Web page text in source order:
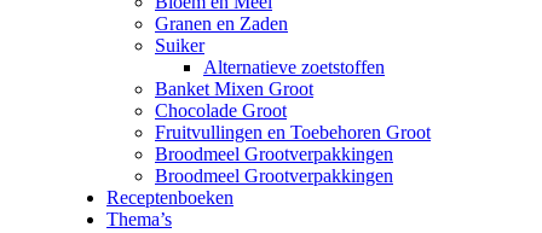
Granen en Zaden
Suiker
Alternatieve zoetstoffen
Banket Mixen Groot
Chocolade Groot
Fruitvullingen en Toebehoren Groot
Broodmeel Grootverpakkingen
Broodmeel Grootverpakkingen
Receptenboeken
Thema’s